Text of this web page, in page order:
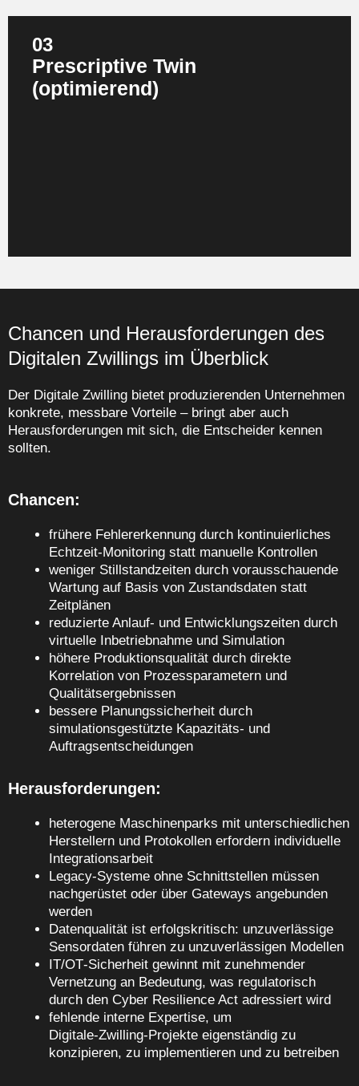
03
Prescriptive Twin
(optimierend)
Die höchste Reifegrad‑Stufe: Der Digitale Zwilling gibt
Chancen und Herausforderungen des
Digitalen Zwillings im Überblick
Der Digitale Zwilling bietet produzierenden Unternehmen
konkrete, messbare Vorteile – bringt aber auch
Herausforderungen mit sich, die Entscheider kennen
sollten.
Chancen:
frühere Fehlererkennung durch kontinuierliches
Echtzeit‑Monitoring statt manuelle Kontrollen
weniger Stillstandzeiten durch vorausschauende
Wartung auf Basis von Zustandsdaten statt
Zeitplänen
reduzierte Anlauf‑ und Entwicklungszeiten durch
virtuelle Inbetriebnahme und Simulation
höhere Produktionsqualität durch direkte
Korrelation von Prozessparametern und
Qualitätsergebnissen
bessere Planungssicherheit durch
simulationsgestützte Kapazitäts‑ und
Auftragsentscheidungen
Herausforderungen:
heterogene Maschinenparks mit unterschiedlichen
Herstellern und Protokollen erfordern individuelle
Integrationsarbeit
Legacy‑Systeme ohne Schnittstellen müssen
nachgerüstet oder über Gateways angebunden
werden
Datenqualität ist erfolgskritisch: unzuverlässige
Sensordaten führen zu unzuverlässigen Modellen
IT/OT‑Sicherheit gewinnt mit zunehmender
Vernetzung an Bedeutung, was regulatorisch
durch den Cyber Resilience Act adressiert wird
fehlende interne Expertise, um
Digitale‑Zwilling‑Projekte eigenständig zu
konzipieren, zu implementieren und zu betreiben